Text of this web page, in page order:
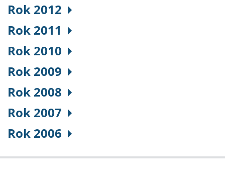
Rok 2012
Rok 2011
Rok 2010
Rok 2009
Rok 2008
Rok 2007
Rok 2006